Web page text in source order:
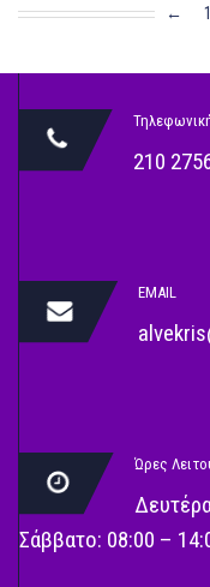
← 1
210
EMAIL
Ώρες
Σάββατο: 08:00 –